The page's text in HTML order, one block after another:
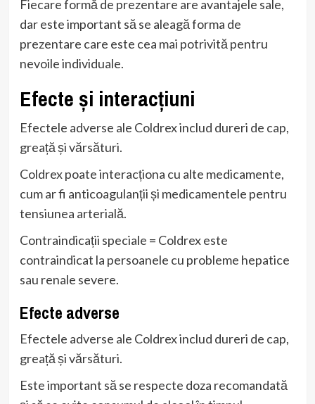
Fiecare formă de prezentare are avantajele sale,
dar este important să se aleagă forma de
prezentare care este cea mai potrivită pentru
nevoile individuale.
Efecte și interacțiuni
Efectele adverse ale Coldrex includ dureri de cap,
greață și vărsături.
Coldrex poate interacționa cu alte medicamente,
cum ar fi anticoagulanții și medicamentele pentru
tensiunea arterială.
Contraindicații speciale = Coldrex este
contraindicat la persoanele cu probleme hepatice
sau renale severe.
Efecte adverse
Efectele adverse ale Coldrex includ dureri de cap,
greață și vărsături.
Este important să se respecte doza recomandată